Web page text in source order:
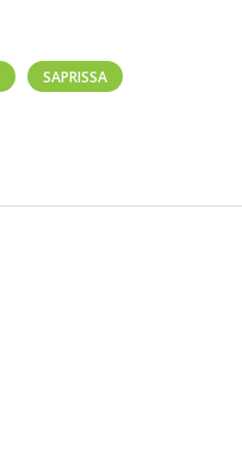
SAPRISSA